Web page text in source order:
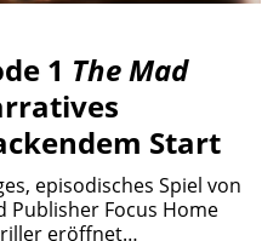
1 The Mad
Start
episodisches Spiel von
Publisher Focus Home
eröffnet…